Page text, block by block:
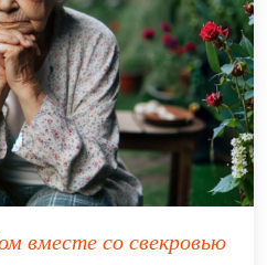
вместе со свекровью